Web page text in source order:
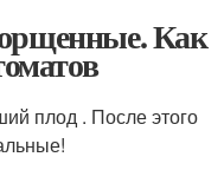
Как
плод . После этого